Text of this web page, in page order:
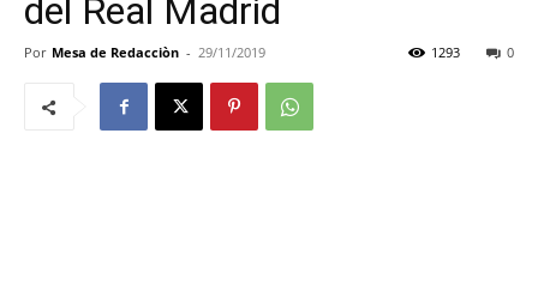
del Real Madrid
Por Mesa de Redacciòn - 29/11/2019 0
1293